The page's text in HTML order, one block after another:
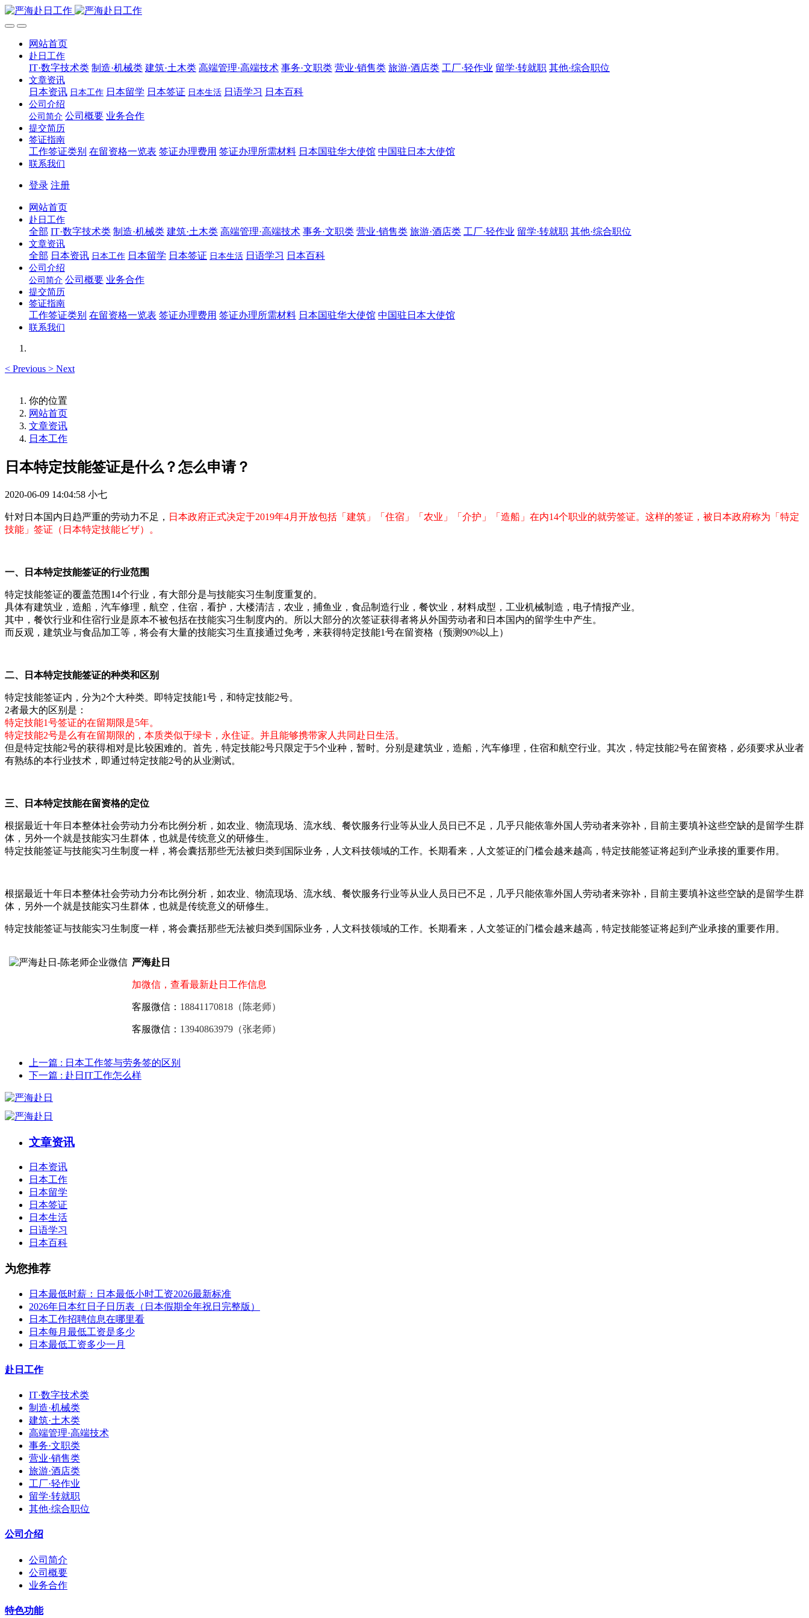
网站首页
赴日工作
IT·数字技术类 制造·机械类 建筑·土木类 高端管理·高端技术 事务·文职类 营业·销售类 旅游·酒店类 工厂·轻作业 留学·转就职 其他·综合职位
文章资讯
日本资讯 日本工作 日本留学 日本签证 日本生活 日语学习 日本百科
公司介绍
公司简介 公司概要 业务合作
提交简历
签证指南
工作签证类别 在留资格一览表 签证办理费用 签证办理所需材料 日本国驻华大使馆 中国驻日本大使馆
联系我们
登录 注册
网站首页
赴日工作
全部 IT·数字技术类 制造·机械类 建筑·土木类 高端管理·高端技术 事务·文职类 营业·销售类 旅游·酒店类 工厂·轻作业 留学·转就职 其他·综合职位
文章资讯
全部 日本资讯 日本工作 日本留学 日本签证 日本生活 日语学习 日本百科
公司介绍
公司简介 公司概要 业务合作
提交简历
签证指南
工作签证类别 在留资格一览表 签证办理费用 签证办理所需材料 日本国驻华大使馆 中国驻日本大使馆
联系我们
< Previous > Next
你的位置
网站首页
文章资讯
日本工作
日本特定技能签证是什么？怎么申请？
2020-06-09 14:04:58 小七
针对日本国内日趋严重的劳动力不足， 日本政府正式决定于2019年4月开放包括「建筑」「住宿」「农业」「介护」「造船」在内14个职业的就劳签证。这样的签证，被日本政府称为「特定
技能」签证（日本特定技能ビザ）。
一、日本特定技能签证的行业范围
特定技能签证的覆盖范围14个行业，有大部分是与技能实习生制度重复的。
具体有建筑业，造船，汽车修理，航空，住宿，看护，大楼清洁，农业，捕鱼业，食品制造行业，餐饮业，材料成型，工业机械制造，电子情报产业。
其中，餐饮行业和住宿行业是原本不被包括在技能实习生制度内的。所以大部分的次签证获得者将从外国劳动者和日本国内的留学生中产生。
而反观，建筑业与食品加工等，将会有大量的技能实习生直接通过免考，来获得特定技能1号在留资格（预测90%以上）
二、日本特定技能签证的种类和区别
特定技能签证内，分为2个大种类。即特定技能1号，和特定技能2号。
2者最大的区别是：
特定技能1号签证的在留期限是5年。
特定技能2号是么有在留期限的，本质类似于绿卡，永住证。并且能够携带家人共同赴日生活。
但是特定技能2号的获得相对是比较困难的。首先，特定技能2号只限定于5个业种，暂时。分别是建筑业，造船，汽车修理，住宿和航空行业。其次，特定技能2号在留资格，必须要求从业者
有熟练的本行业技术，即通过特定技能2号的从业测试。
三、日本特定技能在留资格的定位
根据最近十年日本整体社会劳动力分布比例分析，如农业、物流现场、流水线、餐饮服务行业等从业人员日已不足，几乎只能依靠外国人劳动者来弥补，目前主要填补这些空缺的是留学生群
体，另外一个就是技能实习生群体，也就是传统意义的研修生。
特定技能签证与技能实习生制度一样，将会囊括那些无法被归类到国际业务，人文科技领域的工作。长期看来，人文签证的门槛会越来越高，特定技能签证将起到产业承接的重要作用。
根据最近十年日本整体社会劳动力分布比例分析，如农业、物流现场、流水线、餐饮服务行业等从业人员日已不足，几乎只能依靠外国人劳动者来弥补，目前主要填补这些空缺的是留学生群
体，另外一个就是技能实习生群体，也就是传统意义的研修生。
特定技能签证与技能实习生制度一样，将会囊括那些无法被归类到国际业务，人文科技领域的工作。长期看来，人文签证的门槛会越来越高，特定技能签证将起到产业承接的重要作用。
严海赴日
加微信，查看最新赴日工作信息
客服微信： 18841170818（陈老师）
客服微信： 13940863979（张老师）
上一篇 : 日本工作签与劳务签的区别
下一篇 : 赴日IT工作怎么样
文章资讯
日本资讯
日本工作
日本留学
日本签证
日本生活
日语学习
日本百科
为您推荐
日本最低时薪：日本最低小时工资2026最新标准
2026年日本红日子日历表（日本假期全年祝日完整版）
日本工作招聘信息在哪里看
日本每月最低工资是多少
日本最低工资多少一月
赴日工作
IT·数字技术类
制造·机械类
建筑·土木类
高端管理·高端技术
事务·文职类
营业·销售类
旅游·酒店类
工厂·轻作业
留学·转就职
其他·综合职位
公司介绍
公司简介
公司概要
业务合作
特色功能